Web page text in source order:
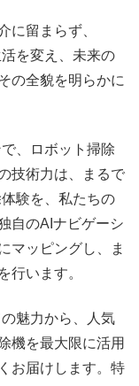
に留まらず、
を変え、未来の
の全貌を明らかに
、ロボット掃除
技術力は、まるで
験を、私たちの
自のAIナビゲーシ
マッピングし、ま
行います。
魅力から、人気
機を最大限に活用
お届けします。特